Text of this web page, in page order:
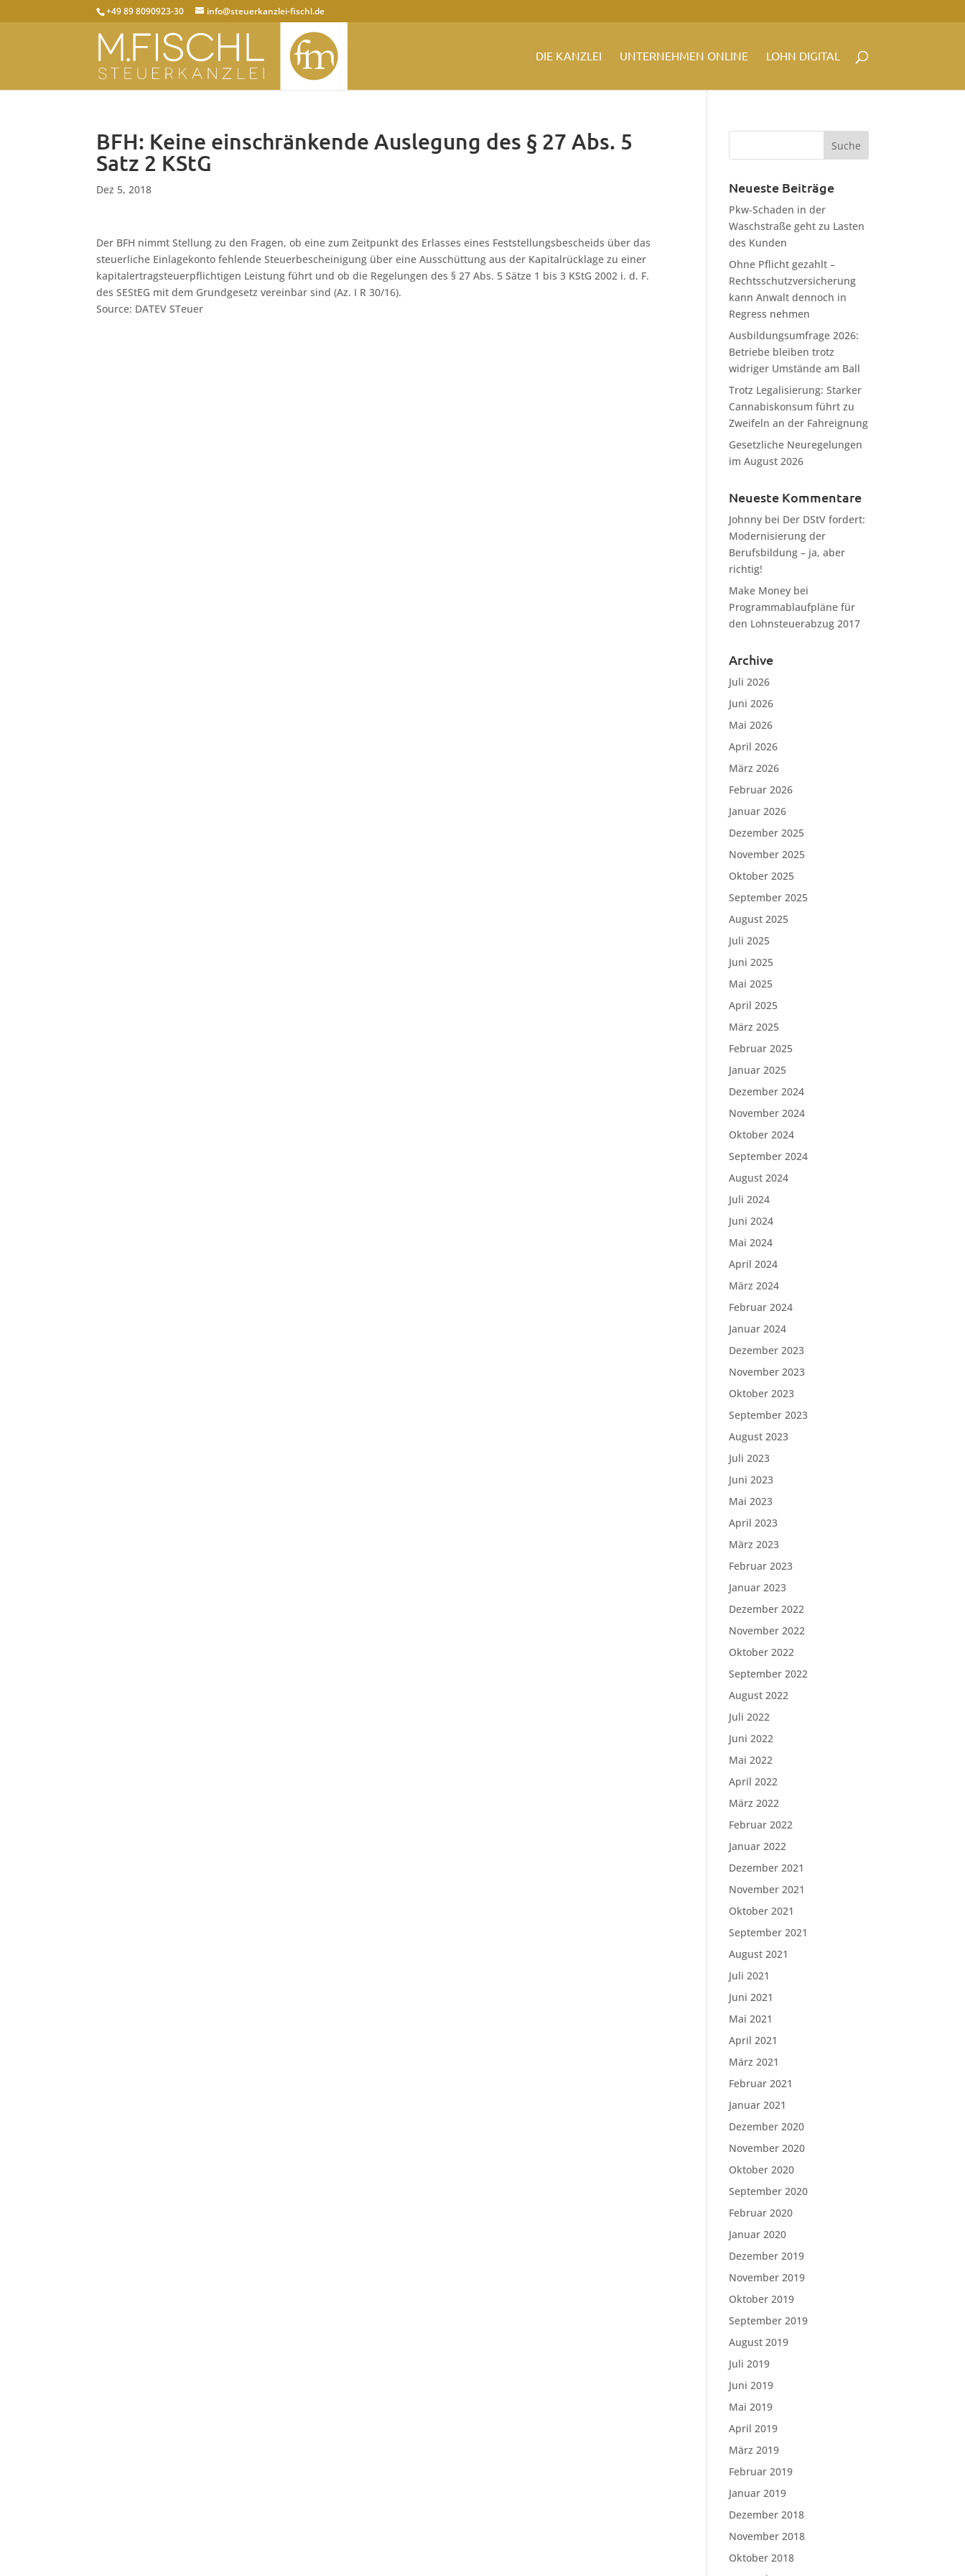
+49 89 8090923-30 info@steuerkanzlei-fischl.de
DIE KANZLEI UNTERNEHMEN ONLINE LOHN DIGITAL
BFH: Keine einschränkende Auslegung des § 27 Abs. 5
Satz 2 KStG
Dez 5, 2018
Der BFH nimmt Stellung zu den Fragen, ob eine zum Zeitpunkt des Erlasses eines Feststellungsbescheids über das
steuerliche Einlagekonto fehlende Steuerbescheinigung über eine Ausschüttung aus der Kapitalrücklage zu einer
kapitalertragsteuerpflichtigen Leistung führt und ob die Regelungen des § 27 Abs. 5 Sätze 1 bis 3 KStG 2002 i. d. F.
des SEStEG mit dem Grundgesetz vereinbar sind (Az. I R 30/16).
Source: DATEV STeuer
Neueste Beiträge
Pkw-Schaden in der
Waschstraße geht zu Lasten
des Kunden
Ohne Pflicht gezahlt –
Rechtsschutzversicherung
kann Anwalt dennoch in
Regress nehmen
Ausbildungsumfrage 2026:
Betriebe bleiben trotz
widriger Umstände am Ball
Trotz Legalisierung: Starker
Cannabiskonsum führt zu
Zweifeln an der Fahreignung
Gesetzliche Neuregelungen
im August 2026
Neueste Kommentare
Johnny bei Der DStV fordert:
Modernisierung der
Berufsbildung – ja, aber
richtig!
Make Money bei
Programmablaufpläne für
den Lohnsteuerabzug 2017
Archive
Juli 2026
Juni 2026
Mai 2026
April 2026
März 2026
Februar 2026
Januar 2026
Dezember 2025
November 2025
Oktober 2025
September 2025
August 2025
Juli 2025
Juni 2025
Mai 2025
April 2025
März 2025
Februar 2025
Januar 2025
Dezember 2024
November 2024
Oktober 2024
September 2024
August 2024
Juli 2024
Juni 2024
Mai 2024
April 2024
März 2024
Februar 2024
Januar 2024
Dezember 2023
November 2023
Oktober 2023
September 2023
August 2023
Juli 2023
Juni 2023
Mai 2023
April 2023
März 2023
Februar 2023
Januar 2023
Dezember 2022
November 2022
Oktober 2022
September 2022
August 2022
Juli 2022
Juni 2022
Mai 2022
April 2022
März 2022
Februar 2022
Januar 2022
Dezember 2021
November 2021
Oktober 2021
September 2021
August 2021
Juli 2021
Juni 2021
Mai 2021
April 2021
März 2021
Februar 2021
Januar 2021
Dezember 2020
November 2020
Oktober 2020
September 2020
Februar 2020
Januar 2020
Dezember 2019
November 2019
Oktober 2019
September 2019
August 2019
Juli 2019
Juni 2019
Mai 2019
April 2019
März 2019
Februar 2019
Januar 2019
Dezember 2018
November 2018
Oktober 2018